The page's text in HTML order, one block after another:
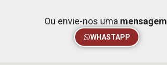
Ou envie-nos uma mensagem
WHASTAPP